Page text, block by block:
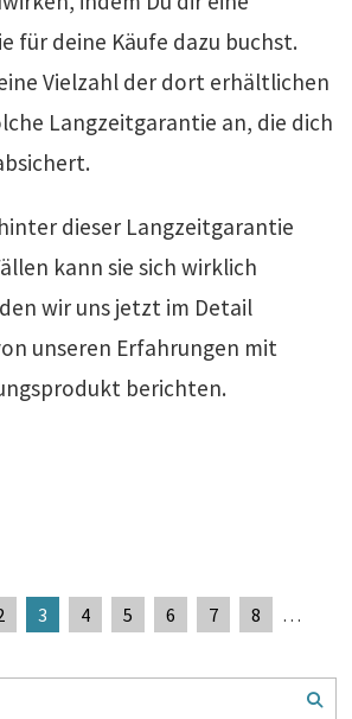
für deine Käufe dazu buchst.
Vielzahl der dort erhältlichen
Langzeitgarantie an, die dich
dieser Langzeitgarantie
kann sie sich wirklich
wir uns jetzt im Detail
unseren Erfahrungen mit
berichten.
3 4 5 6 7 8
…